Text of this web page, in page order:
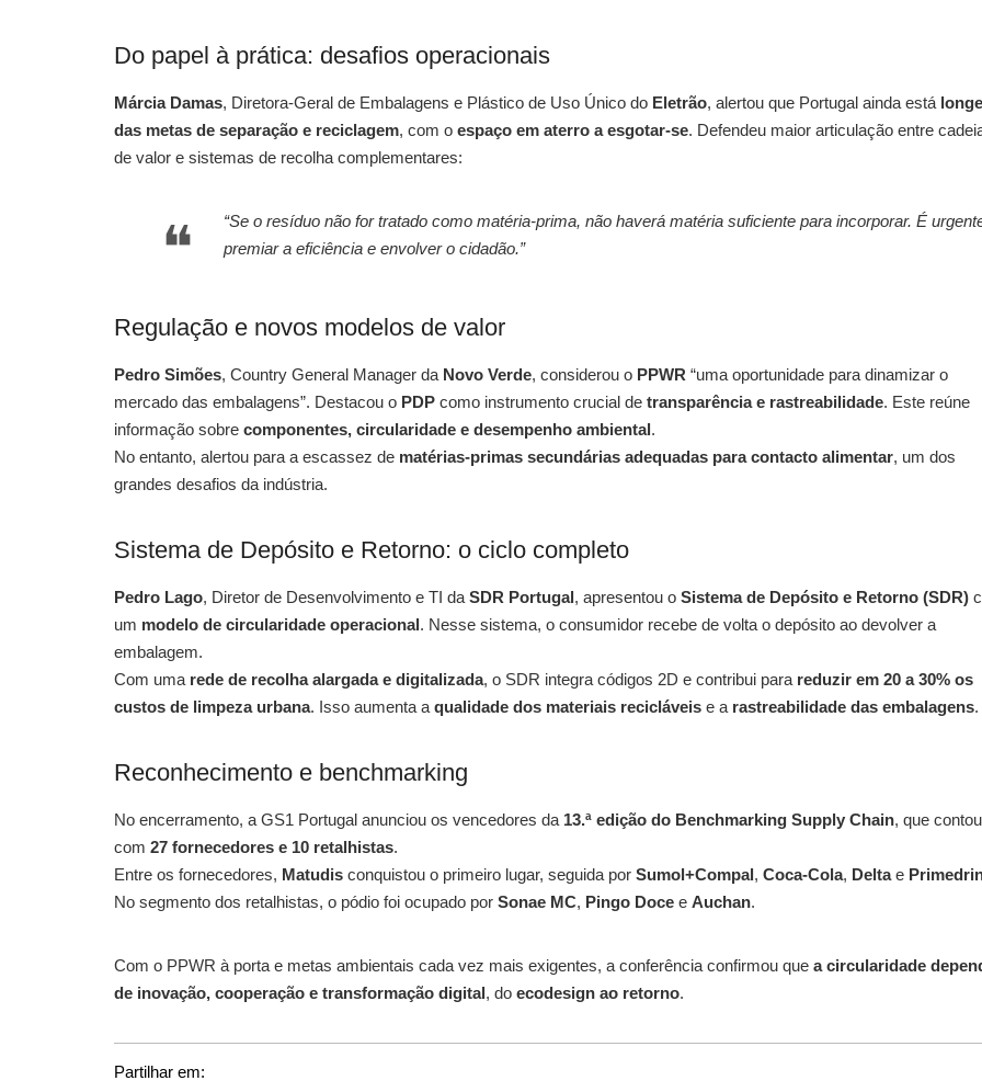
Do papel à prática: desafios operacionais
Márcia Damas, Diretora-Geral de Embalagens e Plástico de Uso Único do Eletrão, alertou que Portugal ainda está longe
das metas de separação e reciclagem, com o espaço em aterro a esgotar-se. Defendeu maior articulação entre
de valor e sistemas de recolha complementares:
“Se o resíduo não for tratado como matéria-prima, não haverá matéria suficiente para incorporar. É
premiar a eficiência e envolver o cidadão.”
Regulação e novos modelos de valor
Pedro Simões, Country General Manager da Novo Verde, considerou o PPWR “uma oportunidade para dinamizar o
mercado das embalagens”. Destacou o PDP como instrumento crucial de transparência e rastreabilidade. Este reúne
informação sobre componentes, circularidade e desempenho ambiental.
No entanto, alertou para a escassez de matérias-primas secundárias adequadas para contacto alimentar, um dos
grandes desafios da indústria.
Sistema de Depósito e Retorno: o ciclo completo
Pedro Lago, Diretor de Desenvolvimento e TI da SDR Portugal, apresentou o Sistema de Depósito e Retorno (SDR)
um modelo de circularidade operacional. Nesse sistema, o consumidor recebe de volta o depósito ao devolver a
embalagem.
Com uma rede de recolha alargada e digitalizada, o SDR integra códigos 2D e contribui para reduzir em 20 a 30% os
custos de limpeza urbana. Isso aumenta a qualidade dos materiais recicláveis e a rastreabilidade das embalagens.
Reconhecimento e benchmarking
No encerramento, a GS1 Portugal anunciou os vencedores da 13.ª edição do Benchmarking Supply Chain, que contou
com 27 fornecedores e 10 retalhistas.
Entre os fornecedores, Matudis conquistou o primeiro lugar, seguida por Sumol+Compal, Coca-Cola, Deltae
No segmento dos retalhistas, o pódio foi ocupado por Sonae MC, Pingo Doce e Auchan.
Com o PPWR à porta e metas ambientais cada vez mais exigentes, a conferência confirmou que a circularidade
de inovação, cooperação e transformação digital, do ecodesign ao retorno.
Partilhar em: